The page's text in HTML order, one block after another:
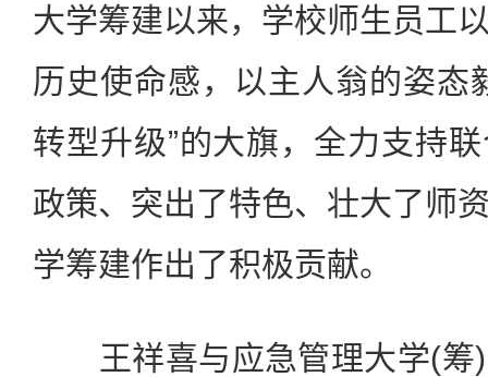
大学筹建以来，学校师生员工
历史使命感，以主人翁的姿态
转型升级”的大旗，全力支持
政策、突出了特色、壮大了师
学筹建作出了积极贡献。
王祥喜与应急管理大学(筹)